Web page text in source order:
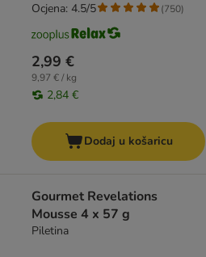
2,99 €
9,97 € / kg
2,84 €
Ocjena: 4.5/5 (750)
Dodaj u košaricu
Gourmet Revelations
Mousse 4 x 57 g
Piletina